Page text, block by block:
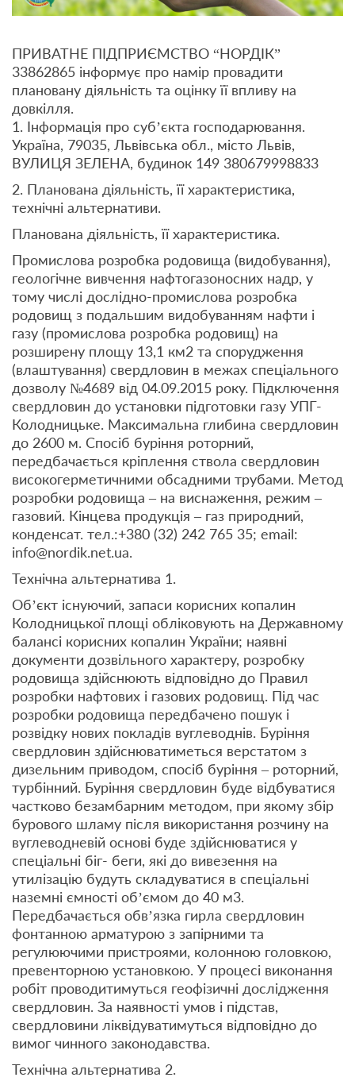
ПРИВАТНЕ ПІДПРИЄМСТВО “НОРДІК”
33862865 інформує про намір провадити
плановану діяльність та оцінку її впливу на
довкілля.
1. Інформація про суб’єкта господарювання.
Україна, 79035, Львівська обл., місто Львів,
ВУЛИЦЯ ЗЕЛЕНА, будинок 149 380679998833
2. Планована діяльність, її характеристика,
технічні альтернативи.
Планована діяльність, її характеристика.
Промислова розробка родовища (видобування),
геологічне вивчення нафтогазоносних надр, у
тому числі дослідно-промислова розробка
родовищ з подальшим видобуванням нафти і
газу (промислова розробка родовищ) на
розширену площу 13,1 км2 та спорудження
(влаштування) свердловин в межах спеціального
дозволу №4689 від 04.09.2015 року. Підключення
свердловин до установки підготовки газу УПГ-
Колодницьке. Максимальна глибина свердловин
до 2600 м. Спосіб буріння роторний,
передбачається кріплення ствола свердловин
високогерметичними обсадними трубами. Метод
розробки родовища – на виснаження, режим –
газовий. Кінцева продукція – газ природний,
конденсат. тел.:+380 (32) 242 765 35; email:
info@nordik.net.ua.
Технічна альтернатива 1.
Об’єкт існуючий, запаси корисних копалин
Колодницької площі обліковують на Державному
балансі корисних копалин України; наявні
документи дозвільного характеру, розробку
родовища здійснюють відповідно до Правил
розробки нафтових і газових родовищ. Під час
розробки родовища передбачено пошук і
розвідку нових покладів вуглеводнів. Буріння
свердловин здійснюватиметься верстатом з
дизельним приводом, спосіб буріння – роторний,
турбінний. Буріння свердловин буде відбуватися
частково безамбарним методом, при якому збір
бурового шламу після використання розчину на
вуглеводневій основі буде здійснюватися у
спеціальні біг- беги, які до вивезення на
утилізацію будуть складуватися в спеціальні
наземні ємності об’ємом до 40 м3.
Передбачається обв’язка гирла свердловин
фонтанною арматурою з запірними та
регулюючими пристроями, колонною головкою,
превенторною установкою. У процесі виконання
робіт проводитимуться геофізичні дослідження
свердловин. За наявності умов і підстав,
свердловини ліквідуватимуться відповідно до
вимог чинного законодавства.
Технічна альтернатива 2.